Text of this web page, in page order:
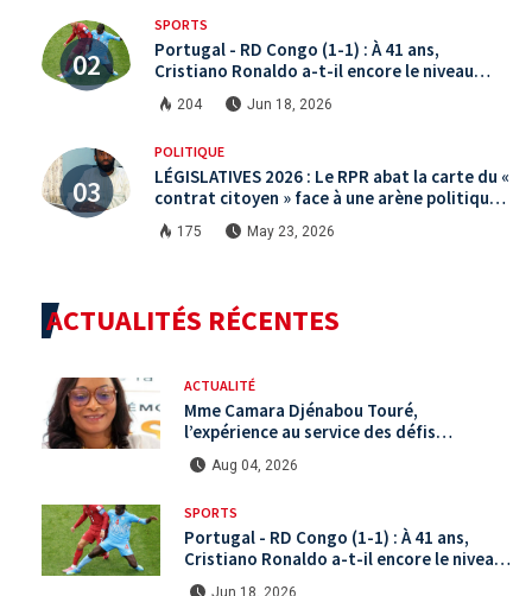
SPORTS
Portugal - RD Congo (1-1) : À 41 ans,
Cristiano Ronaldo a-t-il encore le niveau
international ?
204 Jun 18, 2026
POLITIQUE
LÉGISLATIVES 2026 : Le RPR abat la carte du «
contrat citoyen » face à une arène politique
saturée.
175 May 23, 2026
ACTUALITÉS RÉCENTES
ACTUALITÉ
Mme Camara Djénabou Touré,
l’expérience au service des défis
territoriaux sous la 5ème République
Aug 04, 2026
SPORTS
Portugal - RD Congo (1-1) : À 41 ans,
Cristiano Ronaldo a-t-il encore le niveau
international ?
Jun 18, 2026